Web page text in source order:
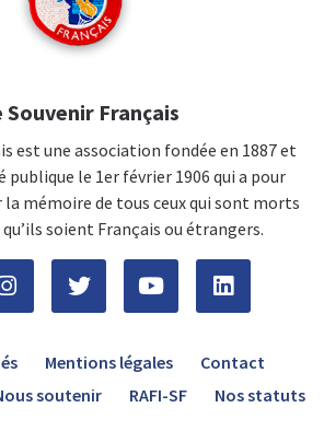
Souvenir Français
est une association fondée en 1887 et
publique le 1er février 1906 qui a pour
mémoire de tous ceux qui sont morts
soient Français ou étrangers.
Mentions légales
Contact
soutenir RAFI-SF Nos statuts